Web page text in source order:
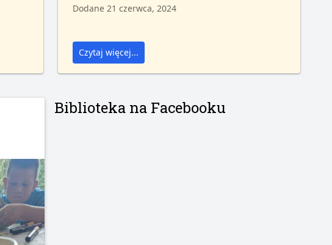
Dodane 21 czerwca, 2024
Czytaj więcej...
Biblioteka na Facebooku